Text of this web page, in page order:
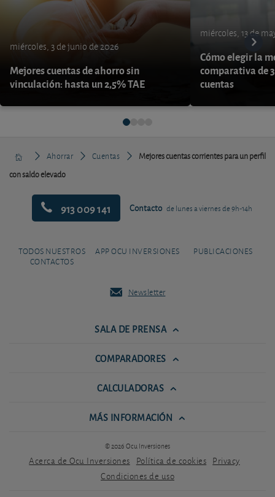
miércoles, 3 de junio de 2026
Mejores cuentas de ahorro sin
vinculación: hasta un 2,5% TAE
miércoles, 13 de
Cómo elegir la
comparativa de
cuentas
Ahorrar Cuentas
Mejores cuentas corrientes para un perfil
con saldo elevado
913 009 141 Contacto de lunes a viernes de 9h-14h
TODOS NUESTROS
CONTACTOS
APP OCU INVERSIONES PUBLICACIONES
Newsletter
SALA DE PRENSA
COMPARADORES
CALCULADORAS
MÁS INFORMACIÓN
© 2026 Ocu Inversiones
Acerca de Ocu Inversiones Política de cookies Privacy
Condiciones de uso